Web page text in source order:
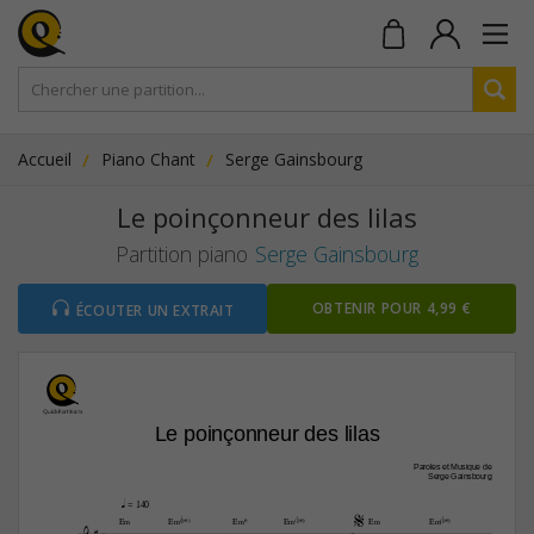
Accueil Piano Chant Serge Gainsbourg
Le poinçonneur des lilas
Partition piano Serge Gainsbourg
ÉCOUTER UN EXTRAIT OBTENIR POUR 4,99 €
Paroles et Musique de
Serge Gainsbourg
Le poinçonneur des lilas
q = 140
E‹ E‹(b6) E‹6 E‹(b6) E‹ E‹(b6)
